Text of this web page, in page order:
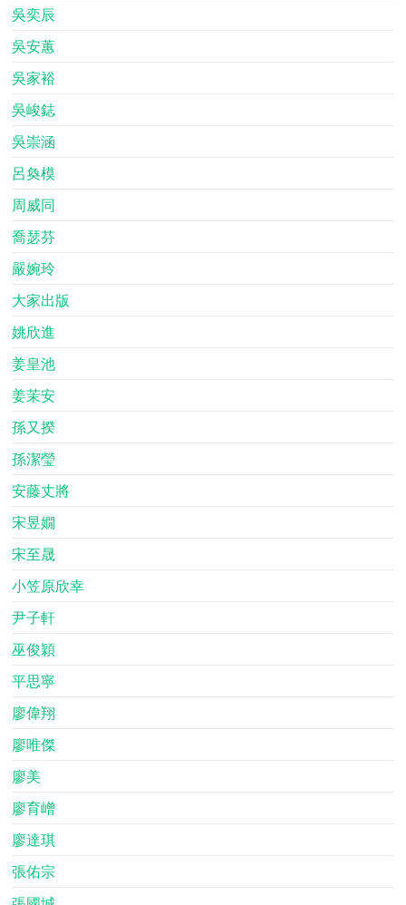
吳奕辰
吳安蕙
吳家裕
吳峻鋕
吳崇涵
呂奐模
周威同
喬瑟芬
嚴婉玲
大家出版
姚欣進
姜皇池
姜茉安
孫又揆
孫潔瑩
安藤丈將
宋昱嫺
宋至晟
小笠原欣幸
尹子軒
巫俊穎
平思寧
廖偉翔
廖唯傑
廖美
廖育嶒
廖達琪
張佑宗